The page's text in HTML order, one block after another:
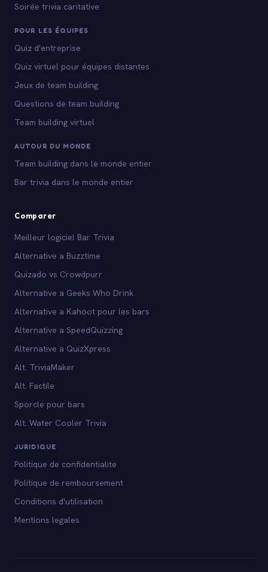
Soirée trivia caritative
POUR LES ÉQUIPES
Quiz d'entreprise
Quiz virtuel pour équipes distantes
Jeux de team building
Questions de team building
Team building virtuel
AUTOUR DU MONDE
Team building dans le monde entier
Bar trivia dans le monde entier
Comparer
Meilleur logiciel Bar Trivia
Alternative a Buzztime
Quizado vs Crowdpurr
Alternative a Geeks Who Drink
Alternative a Kahoot pour les bars
Alternative a SpeedQuizzing
Alternative a QuizXpress
Alt. TriviaMaker
Alt. Factile
Sporcle pour bars
Alt. Water Cooler Trivia
JURIDIQUE
Politique de confidentialite
Politique de remboursement
Conditions d'utilisation
Mentions legales